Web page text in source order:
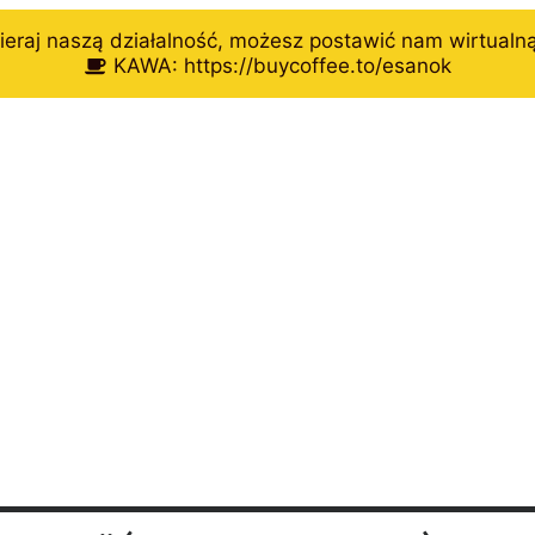
naszą działalność, możesz postawić nam
KAWA: https://buycoffee.to/esanok